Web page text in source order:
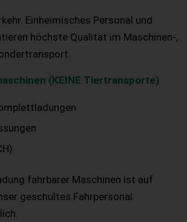
Einheimisches Personal und
höchste Qualität im Maschinen-,
(KEINE Tiertransporte)
fahrbarer Maschinen ist auf
geschultes Fahrpersonal